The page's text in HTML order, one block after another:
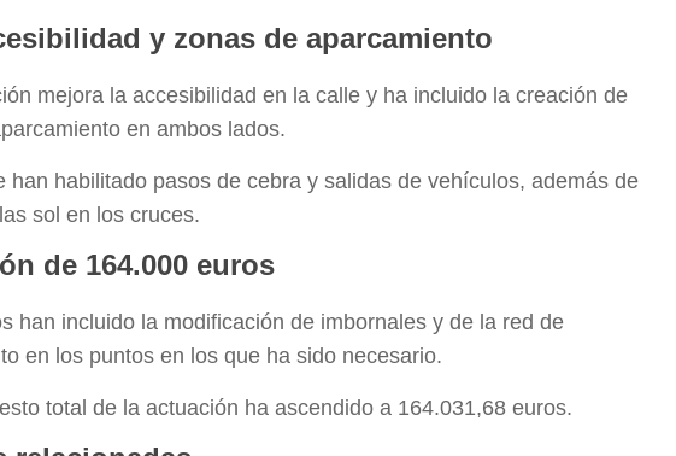
y zonas de aparcamiento
mejora la accesibilidad en la calle y ha incluido la creación de
en ambos lados.
han habilitado pasos de cebra y salidas de vehículos, además de
sol en los cruces.
de 164.000 euros
han incluido la modificación de imbornales y de la red de
en los puntos en los que ha sido necesario.
total de la actuación ha ascendido a 164.031,68 euros.